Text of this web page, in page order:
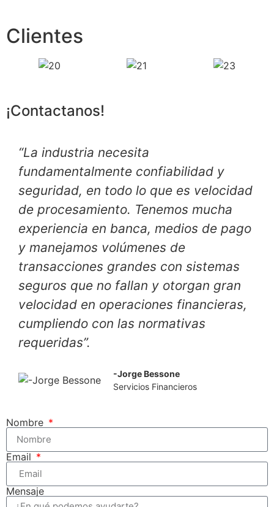
Clientes
¡Contactanos!
“La industria necesita
fundamentalmente confiabilidad y
seguridad, en todo lo que es velocidad
de procesamiento. Tenemos mucha
experiencia en banca, medios de pago
y manejamos volúmenes de
transacciones grandes con sistemas
seguros que no fallan y otorgan gran
velocidad en operaciones financieras,
cumpliendo con las normativas
requeridas”.
-Jorge Bessone
Servicios Financieros
Nombre
Email
Mensaje